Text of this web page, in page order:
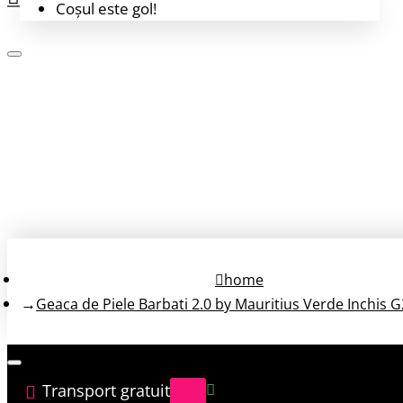
Coșul este gol!
home
Geaca de Piele Barbati 2.0 by Mauritius Verde Inchis
Transport gratuit